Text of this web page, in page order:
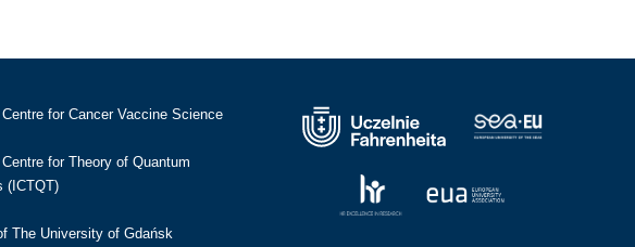
for Cancer Vaccine Science
for Theory of Quantum
(ICTQT)
The University of Gdańsk